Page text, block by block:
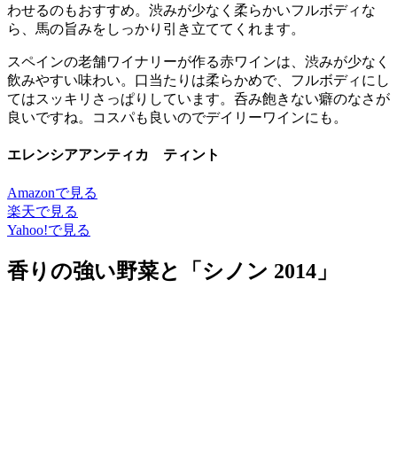
わせるのもおすすめ。渋みが少なく柔らかいフルボディな
ら、馬の旨みをしっかり引き立ててくれます。
スペインの老舗ワイナリーが作る赤ワインは、渋みが少なく
飲みやすい味わい。口当たりは柔らかめで、フルボディにし
てはスッキリさっぱりしています。呑み飽きない癖のなさが
良いですね。コスパも良いのでデイリーワインにも。
エレンシアアンティカ ティント
Amazonで見る
楽天で見る
Yahoo!で見る
香りの強い野菜と「シノン 2014」